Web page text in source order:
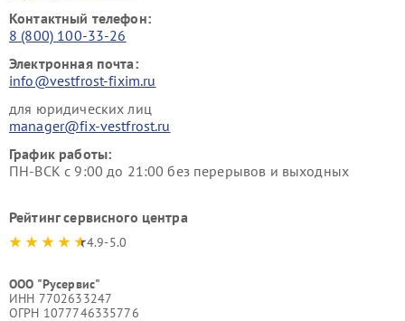
Контактный телефон:
8 (800) 100-33-26
Электронная почта:
info@vestfrost-fixim.ru
для юридических лиц
manager@fix-vestfrost.ru
График работы:
ПН-ВСК с 9:00 до 21:00 без перерывов и выходных
Рейтинг сервисного центра
4.9-5.0
ООО "Русервис"
ИНН 7702633247
ОГРН 1077746335776